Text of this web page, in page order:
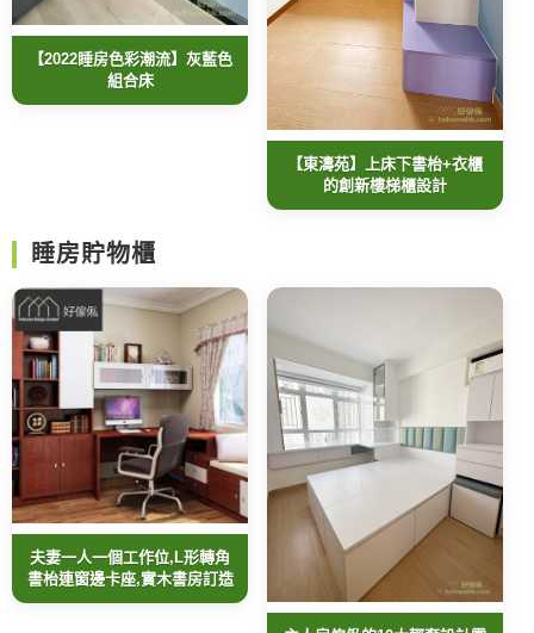
【2022睡房色彩潮流】灰藍色
組合床
【東濤苑】上床下書枱+衣櫃
的創新樓梯櫃設計
睡房貯物櫃
夫妻一人一個工作位,L形轉角
書枱連窗邊卡座,實木書房訂造